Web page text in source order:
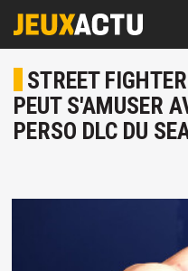
STREET
PEUT S'AMUSER
PERSO DLC DU